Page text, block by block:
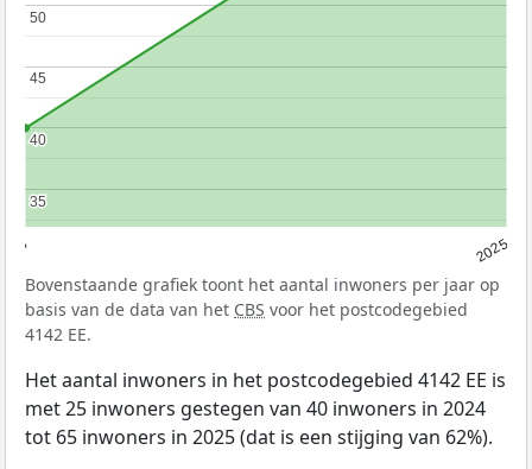
2025
35
35
40
40
45
45
50
50
Bovenstaande grafiek toont het aantal inwoners per jaar op
basis van de data van het CBS voor het postcodegebied
4142 EE.
Het aantal inwoners in het postcodegebied 4142 EE is
met 25 inwoners gestegen van 40 inwoners in 2024
tot 65 inwoners in 2025 (dat is een stijging van 62%).